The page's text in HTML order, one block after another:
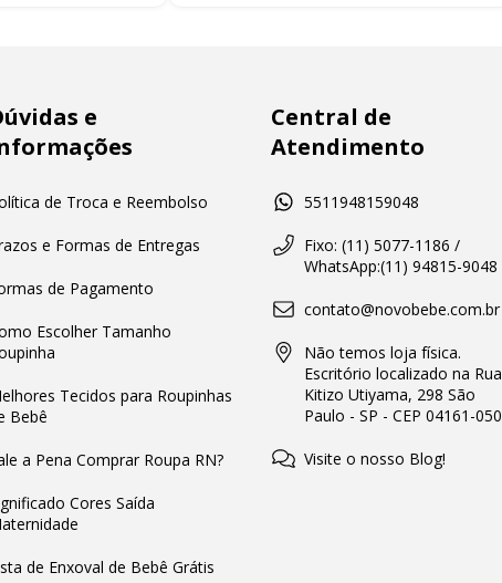
e
de Troca e Reembolso
e Formas de Entregas
de Pagamento
Escolher Tamanho
Tecidos para Roupinhas
Bebê
a Pena Comprar Roupa RN?
Cores Saída
de Enxoval de Bebê Grátis
Central de
Atendimento
5511948159048
Fixo: (11) 5077-1186 /
WhatsApp:(11) 94815-9048
contato@novobebe.com.br
Não temos loja física.
Escritório localizado na Rua
Kitizo Utiyama, 298 São
Paulo - SP - CEP 04161-050
Visite o nosso Blog!